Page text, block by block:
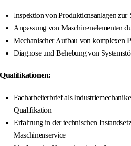
Inspektion von Produktionsanlagen zur
Anpassung von Maschinenelementen
Mechanischer Aufbau von komplexen
Diagnose und Behebung von
Qualifikationen:
Facharbeiterbrief als
Qualifikation
Erfahrung in der technischen
Maschinenservice